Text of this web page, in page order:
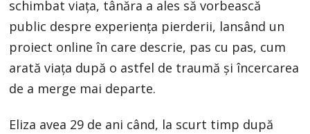
schimbat viața, tânăra a ales să vorbească
public despre experiența pierderii, lansând un
proiect online în care descrie, pas cu pas, cum
arată viața după o astfel de traumă și încercarea
de a merge mai departe.
Eliza avea 29 de ani când, la scurt timp după